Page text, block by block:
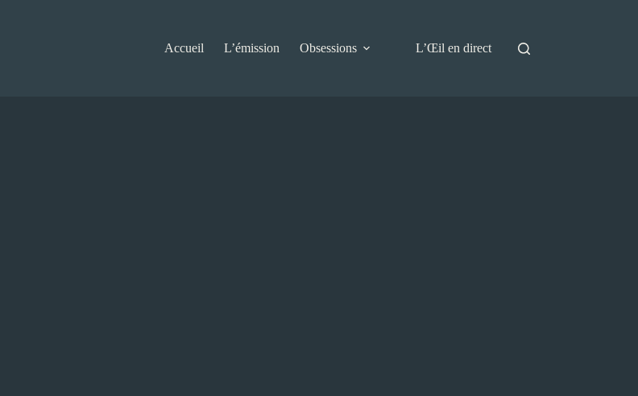
Accueil L’émission Obsessions L’Œil en direct